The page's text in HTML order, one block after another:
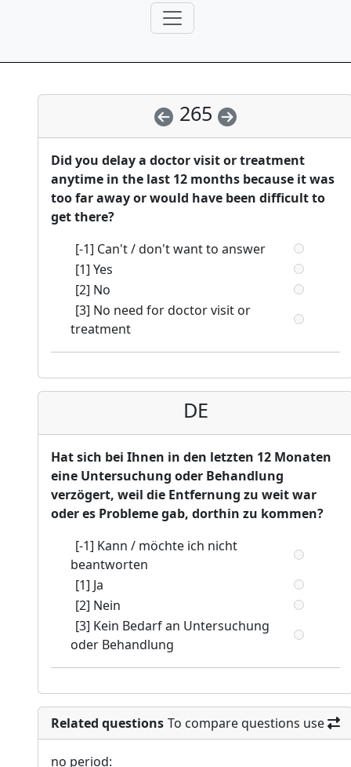
265
Did you delay a doctor visit or treatment
anytime in the last 12 months because it was
too far away or would have been difficult to
get there?
[-1] Can't / don't want to answer
[1] Yes
[2] No
[3] No need for doctor visit or
treatment
DE
Hat sich bei Ihnen in den letzten 12 Monaten
eine Untersuchung oder Behandlung
verzögert, weil die Entfernung zu weit war
oder es Probleme gab, dorthin zu kommen?
[-1] Kann / möchte ich nicht
beantworten
[1] Ja
[2] Nein
[3] Kein Bedarf an Untersuchung
oder Behandlung
Related questions To compare questions use
no period: